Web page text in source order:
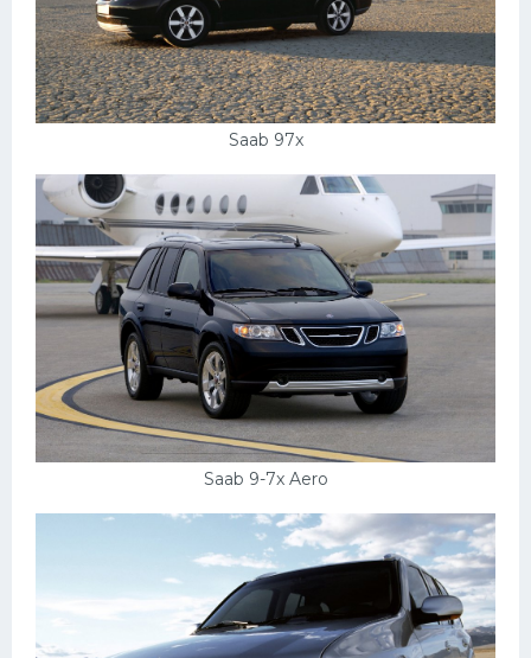
Saab 97x
Saab 9-7x Aero